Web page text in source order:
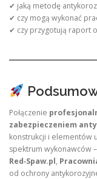
✔ jaką metodę
✔ czy mogą wykonać
✔ czy przygotują raport
Połączenie
zabezpieczeniem
konstrukcji i elementów
spektrum wykonawców
Red‑Spaw.pl,
od ochrony